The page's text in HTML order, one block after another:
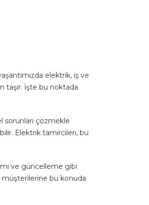
elektrik, iş ve
taşır. İşte bu noktada
çözmekle
Elektrik tamircileri, bu
ve güncelleme gibi
müşterilerine bu konuda